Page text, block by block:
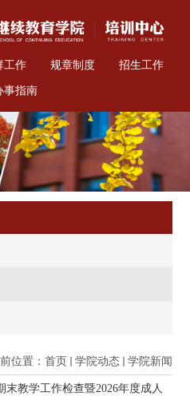
工作 规章制度 招生工作
事指南
位置： 首页 学院动态 学院新闻
教学工作检查暨2026年度成人